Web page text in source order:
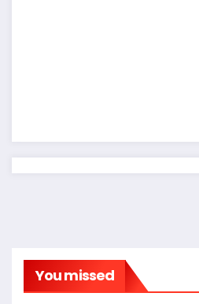
You missed